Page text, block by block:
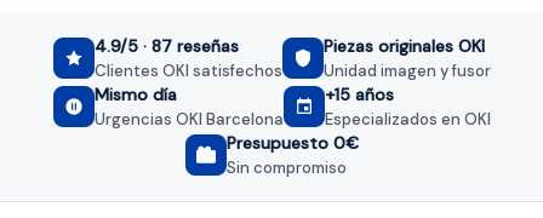
4.9/5 · 87 reseñas
Clientes OKI satisfechos
Piezas originales OKI
Unidad imagen y fusor
Mismo día
Urgencias OKI Barcelona
+15 años
Especializados en OKI
Presupuesto 0€
Sin compromiso